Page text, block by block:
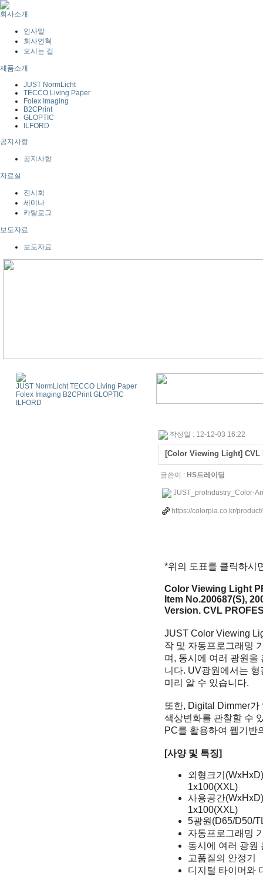
회사소개
인사말
회사연혁
오시는 길
제품소개
JUST NormLicht
TECCO Living Paper
Folex Imaging
B2CPrint
GLOPTIC
ILFORD
공지사항
공지사항
자료실
전시회
세미나
카탈로그
보도자료
보도자료
JUST NormLicht TECCO Living Paper
Folex Imaging B2CPrint GLOPTIC
ILFORD
작성일 : 12-12-03 16:22
[Color Viewing Light] CVL
글쓴이 : HS트레이딩
JUST_proIndustry_Color-
https://colorpia.co.kr/
*위의 도표를 클릭하시
Color Viewing Light
Item No.200687(S),
Version. CVL
JUST Color Viewing
작 및 자동프로그래밍
며, 동시에 여러 광원을
니다. UV광원에서는
미리 알 수 있습니다.
또한, Digital Dimmer
색상변화를 관찰할 수
PC를 활용하여 웹기
[사양 및 특징]
외형크기
1x100(XXL)
사용공간
1x100(XXL)
5광원(D65/D50/
자동프로그래밍
동시에 여러 광원
고품질의 안정기
디지털 타이머와